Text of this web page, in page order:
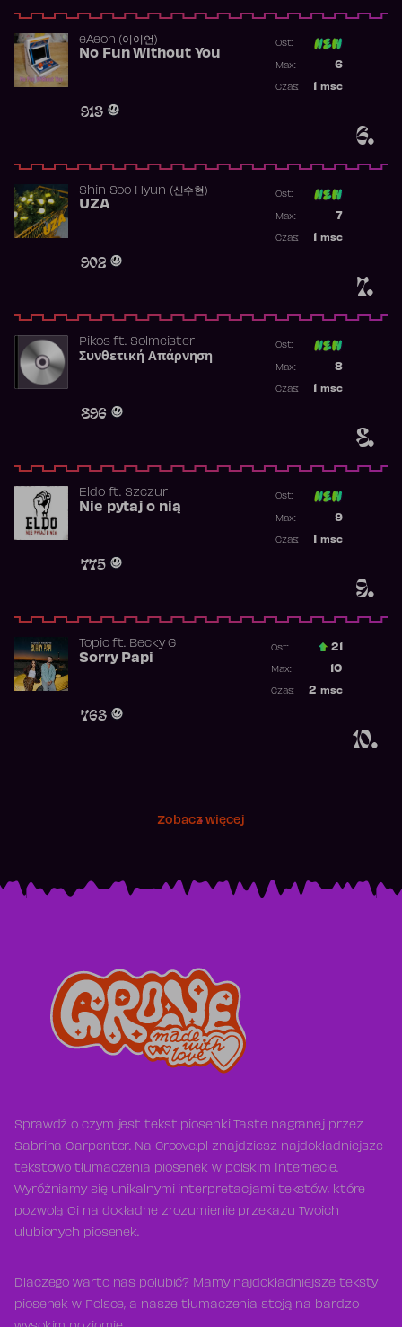
6.
​eAeon (이이언)
No Fun Without You
913
Ost:
6
Max:
msc
Czas:
7.
Shin Soo Hyun (신수현)
UZA
902
Ost:
7
Max:
msc
Czas:
8.
Pikosft. Solmeister
Συνθετική Απάρνηση
896
Ost:
8
Max:
msc
Czas:
9.
Eldoft. Szczur
Nie pytaj o nią
775
Ost:
9
Max:
msc
Czas:
10.
Topicft. Becky G
Sorry Papi
763
Ost.: 21
10
Max:
2 msc
Czas:
Zobacz więcej
Sprawdź o czym jest tekst piosenki Taste nagranej przez
Sabrina Carpenter. Na Groove.pl znajdziesz najdokładniejsze
tekstowo tłumaczenia piosenek w polskim Internecie.
Wyróżniamy się unikalnymi interpretacjami tekstów, które
pozwolą Ci na dokładne zrozumienie przekazu Twoich
ulubionych piosenek.
Dlaczego warto nas polubić? Mamy najdokładniejsze teksty
piosenek w Polsce, a nasze tłumaczenia stoją na bardzo